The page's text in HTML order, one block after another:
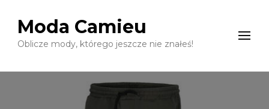
Moda Camieu
Oblicze mody, którego jeszcze nie znałeś!